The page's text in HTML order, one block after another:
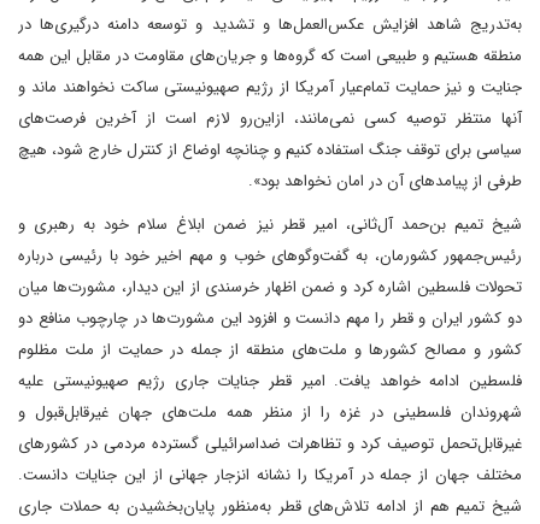
به‌تدریج شاهد افزایش عکس‌العمل‌ها و تشدید و توسعه دامنه درگیری‌ها در
منطقه هستیم و طبیعی است که گروه‌ها و جریان‌های مقاومت در مقابل این همه
جنایت و نیز حمایت تمام‌عیار آمریکا از رژیم صهیونیستی ساکت نخواهند ماند و
آنها منتظر توصیه کسی نمی‌مانند، ازاین‌رو لازم است از آخرین فرصت‌های
سیاسی برای توقف جنگ استفاده کنیم و چنانچه اوضاع از کنترل خارج شود، هیچ
طرفی از پیامدهای آن در امان نخواهد بود».
شیخ تمیم بن‌حمد آل‌ثانی، امیر قطر نیز ضمن ابلاغ سلام خود به رهبری و
رئیس‌جمهور کشورمان، به گفت‌وگوهای خوب و مهم اخیر خود با رئیسی درباره
تحولات فلسطین اشاره کرد و ضمن اظهار خرسندی از این دیدار، مشورت‌ها میان
دو کشور ایران و قطر را مهم دانست و افزود این مشورت‌ها در چارچوب منافع دو
کشور و مصالح کشورها و ملت‌های منطقه از جمله در حمایت از ملت مظلوم
فلسطین ادامه خواهد یافت. امیر قطر جنایات جاری رژیم صهیونیستی علیه
شهروندان فلسطینی در غزه را از منظر همه ملت‌های جهان غیرقابل‌قبول و
غیرقابل‌تحمل توصیف کرد و تظاهرات ضداسرائیلی گسترده مردمی در کشورهای
مختلف جهان از جمله در آمریکا را نشانه انزجار جهانی از این جنایات دانست.
شیخ تمیم هم از ادامه تلاش‌‌های قطر به‌منظور پایان‌بخشیدن به حملات جاری